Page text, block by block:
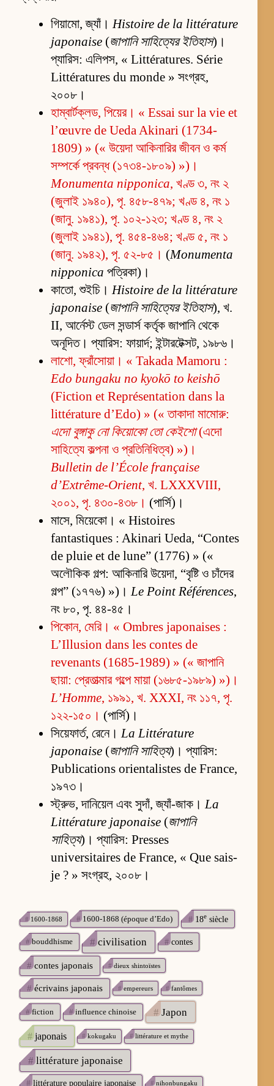
গিয়ামো, জ্যাঁ।Histoire de la littérature
japonaise(জাপানি সাহিত্যের ইতিহাস)।
প্যারিস: এলিপস, « Littératures. Série
Littératures du monde » সংগ্রহ,
২০০৮।
হাম্বার্টক্লড, পিয়ের। « Essai sur la vie et
l’œuvre de Ueda Akinari (1734-
1809) » (« উয়েদা আকিনারির জীবন ও কর্ম
সম্পর্কে প্রবন্ধ (১৭৩৪-১৮০৯) »)।
Monumenta nipponica, খণ্ড ৩, নং ২
(জুলাই ১৯৪০), পৃ. ৪৫৮-৪৭৯; খণ্ড ৪, নং ১
(জানু. ১৯৪১), পৃ. ১০২-১২৩; খণ্ড ৪, নং ২
(জুলাই ১৯৪১), পৃ. ৪৫৪-৪৬৪; খণ্ড ৫, নং ১
(জানু. ১৯৪২), পৃ. ৫২-৮৫। (Monumenta
nipponica পত্রিকা)।
কাতো, শুইচি।Histoire de la littérature
japonaise(জাপানি সাহিত্যের ইতিহাস), খ.
II, আর্নেস্ট ডেল সন্ডার্স কর্তৃক জাপানি থেকে
অনূদিত। প্যারিস: ফায়ার্দ; ইন্টারটেক্সট, ১৯৮৬।
লাশো, ফ্রাঁসোয়া। « Takada Mamoru :
Edo bungaku no kyokō to keishō
(Fiction et Représentation dans la
littérature d’Edo) » (« তাকাদা মামোরু:
এদো বুঙ্গাকু নো কিয়োকো তো কেইশো(এদো
সাহিত্যে কল্পনা ও প্রতিনিধিত্ব) »)।
Bulletin de l’École française
d’Extrême-Orient, খ. LXXXVIII,
২০০১, পৃ. ৪৩০-৪৩৮। (পার্সি)।
মাসে, মিয়েকো। « Histoires
fantastiques : Akinari Ueda, “Contes
de pluie et de lune” (1776) » («
অলৌকিক গল্প: আকিনারি উয়েদা, “বৃষ্টি ও চাঁদের
গল্প” (১৭৭৬) »)।Le Point Références,
নং ৮০, পৃ. ৪৪-৪৫।
পিকোন, মেরি। « Ombres japonaises :
L’Illusion dans les contes de
revenants (1685-1989) » (« জাপানি
ছায়া: প্রেতাত্মার গল্পে মায়া (১৬৮৫-১৯৮৯) »)।
L’Homme, ১৯৯১, খ. XXXI, নং ১১৭, পৃ.
১২২-১৫০। (পার্সি)।
সিয়েফার্ত, রেনে।La Littérature
japonaise(জাপানি সাহিত্য)। প্যারিস:
Publications orientalistes de France,
১৯৭৩।
স্ট্রুভ, দানিয়েল এবং সুদাঁ, জ্যাঁ-জাক।La
Littérature japonaise(জাপানি
সাহিত্য)। প্যারিস: Presses
universitaires de France, « Que sais-
je ? » সংগ্রহ, ২০০৮।
#1600-1868 #1600-1868 (époque d’Edo) #18esiècle
# bouddhisme #civilisation #contes
#contes japonais #dieux shintoïstes
#écrivains japonais #empereurs #fantômes
#fiction #influence chinoise #Japon
#japonais #kokugaku #littérature et mythe
#littérature japonaise
#littérature populaire japonaise #nihonbungaku